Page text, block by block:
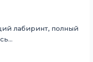
лабиринт, полный